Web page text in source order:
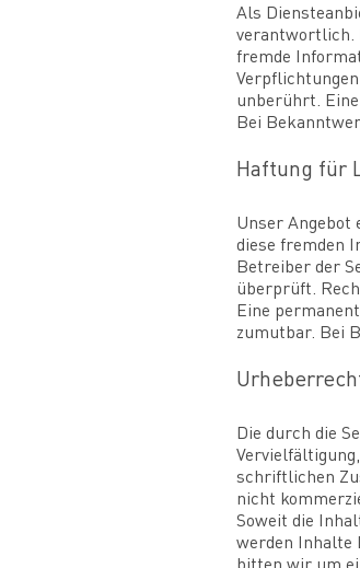
Als
verantwortlich.
fremde
unberührt.
Bei
Haftung für
Unser
diese fremden
Betreiber der
überprüft.
Eine
zumutbar. Bei
Die durch die
schriftlichen
nicht
Soweit die
werden Inhalte
bitten wir um